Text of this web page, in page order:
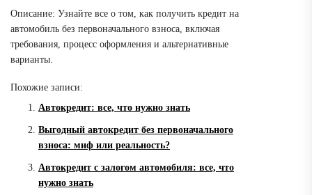
Описание: Узнайте все о том, как получить кредит на
автомобиль без первоначального взноса, включая
требования, процесс оформления и альтернативные
варианты.
Похожие записи:
Автокредит: все, что нужно знать
Выгодный автокредит без первоначального
взноса: миф или реальность?
Автокредит с залогом автомобиля: все, что
нужно знать